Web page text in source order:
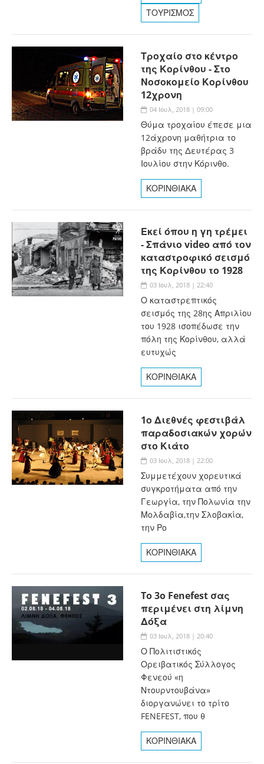
ΤΟΥΡΙΣΜΟΣ
Τροχαίο στο κέντρο
της Κορίνθου - Στο
Νοσοκομείο Κορίνθου
12χρονη
04 Ιουλ, 2018 | 09:00
Θύμα τροχαίου έπεσε μια
12άχρονη μαθήτρια το
βράδυ της Δευτέρας 3
Ιουλίου στην Κόρινθο.
ΚΟΡΙΝΘΙΑΚΑ
Εκεί όπου η γη τρέμει
- Σπάνιο video από τον
καταστροφικό σεισμό
της Κορίνθου το 1928
03 Ιουλ, 2018 | 22:40
Ο καταστρεπτικός
σεισμός της 28ης Απριλίου
του 1928 ισοπέδωσε την
πόλη της Κορίνθου, αλλά
ευτυχώς
ΚΟΡΙΝΘΙΑΚΑ
1ο Διεθνές φεστιβάλ
παραδοσιακών χορών
στο Κιάτο
03 Ιουλ, 2018 | 22:00
Συμμετέχουν χορευτικά
συγκροτήματα από την
Γεωργία, την Πολωνία την
Μολδαβία,την Σλοβακία,
την Ρο
ΚΟΡΙΝΘΙΑΚΑ
To 3o Fenefest σας
περιμένει στη λίμνη
Δόξα
03 Ιουλ, 2018 | 20:40
Ο Πολιτιστικός
Ορειβατικός Σύλλογος
Φενεού «η
Ντουρντουβάνα»
διοργανώνει το τρίτο
FENEFEST, που θ
ΚΟΡΙΝΘΙΑΚΑ